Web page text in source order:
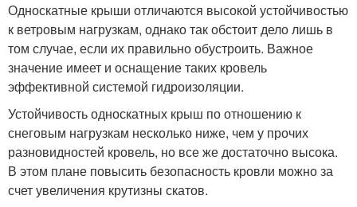
Односкатные крыши отличаются высокой устойчивостью
к ветровым нагрузкам, однако так обстоит дело лишь в
том случае, если их правильно обустроить. Важное
значение имеет и оснащение таких кровель
эффективной системой гидроизоляции.
Устойчивость односкатных крыш по отношению к
снеговым нагрузкам несколько ниже, чем у прочих
разновидностей кровель, но все же достаточно высока.
В этом плане повысить безопасность кровли можно за
счет увеличения крутизны скатов.